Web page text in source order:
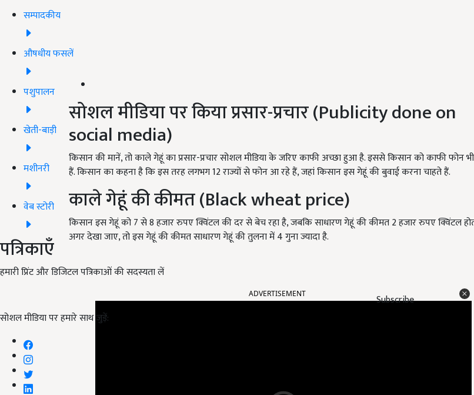
सम्पादकीय
औषधीय फसलें
पशुपालन
खेती-बाड़ी
मशीनरी
वेब स्टोरी
पत्रिकाएँ
हमारी प्रिंट और डिजिटल पत्रिकाओं की सदस्यता लें
Subscribe
सोशल मीडिया पर हमारे साथ जुड़ें:
सोशल मीडिया पर किया प्रसार-प्रचार (Publicity done on
social media)
किसान की मानें, तो काले गेहूं का प्रसार-प्रचार सोशल मीडिया के जरिए काफी अच्छा हुआ है. इससे किसान को काफी फोन
हैं. किसान का कहना है कि इस तरह लगभग 12 राज्यों से फोन आ रहे हैं, जहां किसान इस गेहूं की बुवाई करना चाहते हैं.
काले गेहूं की कीमत (Black wheat price)
किसान इस गेहूं को 7 से 8 हजार रुपए क्विंटल की दर से बेच रहा है, जबकि साधारण गेहूं की कीमत 2 हजार रुपए क्विंटल
अगर देखा जाए, तो इस गेहूं की कीमत साधारण गेहूं की तुलना में 4 गुना ज्यादा है.